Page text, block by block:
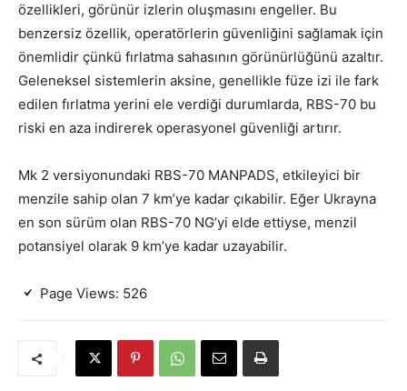
özellikleri, görünür izlerin oluşmasını engeller. Bu
benzersiz özellik, operatörlerin güvenliğini sağlamak için
önemlidir çünkü fırlatma sahasının görünürlüğünü azaltır.
Geleneksel sistemlerin aksine, genellikle füze izi ile fark
edilen fırlatma yerini ele verdiği durumlarda, RBS-70 bu
riski en aza indirerek operasyonel güvenliği artırır.
Mk 2 versiyonundaki RBS-70 MANPADS, etkileyici bir
menzile sahip olan 7 km’ye kadar çıkabilir. Eğer Ukrayna
en son sürüm olan RBS-70 NG’yi elde ettiyse, menzil
potansiyel olarak 9 km’ye kadar uzayabilir.
Page Views: 526